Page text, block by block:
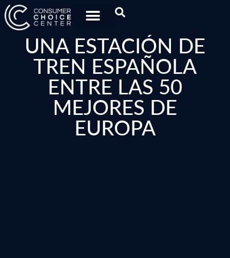
UNA ESTACIÓN DE
TREN ESPAÑOLA
ENTRE LAS 50
MEJORES DE
EUROPA